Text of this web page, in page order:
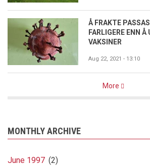
Å FRAKTE
FARLIGERE ENN
VAKSINER
Aug 22, 2021 - 13:10
More
MONTHLY ARCHIVE
June 1997 (2)